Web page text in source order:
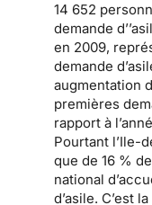
14 652
demande
en 2009,
demande
augmentation
premières
rapport à
Pourtant l’Ile-
que de 16 %
national
d’asile. C’est